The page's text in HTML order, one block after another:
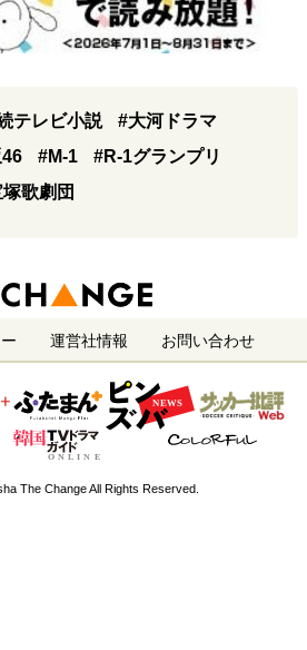
テレビ小説
#大河ドラマ
#M-1
#R-1グランプリ
歌劇団
運営社情報 お問い合わせ
The Change All Rights Reserved.